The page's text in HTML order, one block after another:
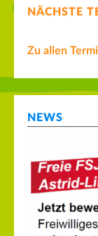
NÄCHSTE
Zu allen
NEWS